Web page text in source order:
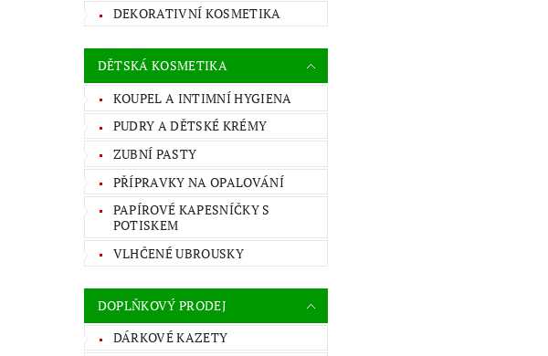
DEKORATIVNÍ KOSMETIKA
DĚTSKÁ KOSMETIKA
KOUPEL A INTIMNÍ HYGIENA
PUDRY A DĚTSKÉ KRÉMY
ZUBNÍ PASTY
PŘÍPRAVKY NA OPALOVÁNÍ
PAPÍROVÉ KAPESNÍČKY S
POTISKEM
VLHČENÉ UBROUSKY
DOPLŇKOVÝ PRODEJ
DÁRKOVÉ KAZETY